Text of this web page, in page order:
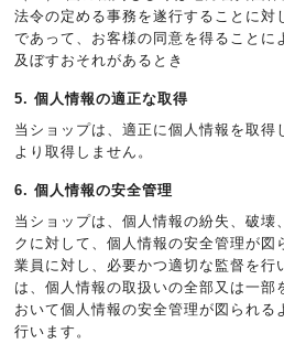
法令の定める事務を遂行することに対
であって、お客様の同意を得ることに
及ぼすおそれがあるとき
5. 個人情報の適正な取得
当ショップは、適正に個人情報を取得
より取得しません。
6. 個人情報の安全管理
当ショップは、個人情報の紛失、破壊
クに対して、個人情報の安全管理が図
業員に対し、必要かつ適切な監督を行
は、個人情報の取扱いの全部又は一部
おいて個人情報の安全管理が図られる
行います。